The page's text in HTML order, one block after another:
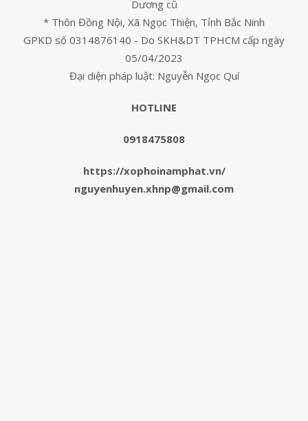
Dương cũ
* Thôn Đồng Nội, Xã Ngọc Thiện, Tỉnh Bắc Ninh
GPKD số 0314876140 - Do SKH&DT TPHCM cấp ngày
05/04/2023
Đại diện pháp luật: Nguyễn Ngọc Quí
HOTLINE
0918475808
https://xophoinamphat.vn/
nguyenhuyen.xhnp@gmail.com